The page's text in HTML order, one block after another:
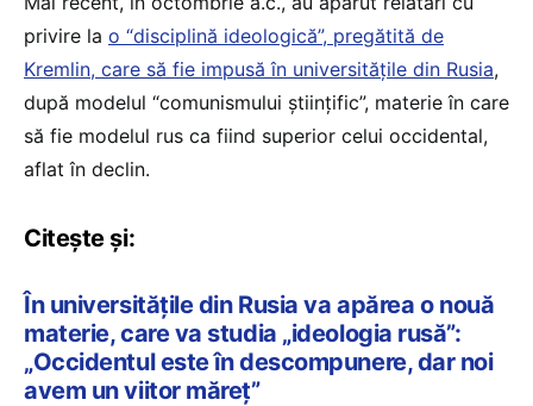
privire la o “disciplină ideologică”, pregătită de
Kremlin, care să fie impusă în universitățile din Rusia,
după modelul “comunismului științific”, materie în care
să fie modelul rus ca fiind superior celui occidental,
aflat în declin.
Citește și:
În universitățile din Rusia va apărea o nouă
materie, care va studia „ideologia rusă”:
„Occidentul este în descompunere, dar noi
avem un viitor măreț”